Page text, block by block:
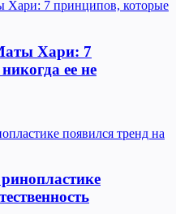
Хари: 7
ее не